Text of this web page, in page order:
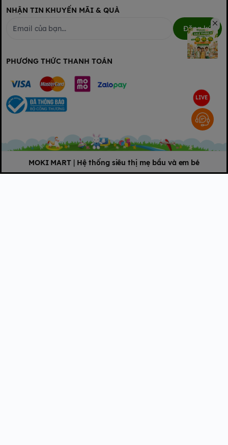
NHẬN TIN KHUYẾN MÃI & QUÀ
Đăng ký
PHƯƠNG THỨC THANH TOÁN
MOKI MART | Hệ thống siêu thị mẹ bầu và em bé
LIVE